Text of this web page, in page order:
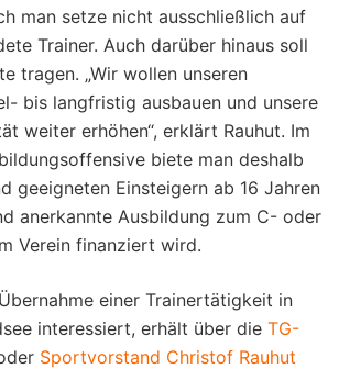
man setze nicht ausschließlich auf
Trainer. Auch darüber hinaus soll
tragen. „Wir wollen unseren
bis langfristig ausbauen und unsere
weiter erhöhen“, erklärt Rauhut. Im
biete man deshalb
geeigneten Einsteigern ab 16 Jahren
anerkannte Ausbildung zum C- oder
Verein finanziert wird.
einer Trainertätigkeit in
interessiert, erhält über die TG-
Sportvorstand Christof Rauhut